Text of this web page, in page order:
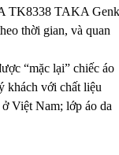
TK8338 TAKA
thời gian, và quan
“mặc lại” chiếc áo
khách với chất liệu
Việt Nam; lớp áo da